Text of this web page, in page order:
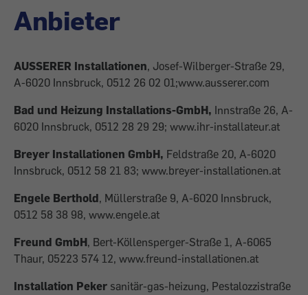
Anbieter
AUSSERER Installationen, Josef-Wilberger-Straße 29,
A-6020 Innsbruck, 0512 26 02 01;www.ausserer.com
Bad und Heizung Installations-GmbH, Innstraße 26, A-
6020 Innsbruck, 0512 28 29 29; www.ihr-installateur.at
Breyer Installationen GmbH, Feldstraße 20, A-6020
Innsbruck, 0512 58 21 83; www.breyer-installationen.at
Engele Berthold, Müllerstraße 9, A-6020 Innsbruck,
0512 58 38 98, www.engele.at
Freund GmbH, Bert-Köllensperger-Straße 1, A-6065
Thaur, 05223 574 12, www.freund-installationen.at
Installation Peker sanitär-gas-heizung, Pestalozzistraße